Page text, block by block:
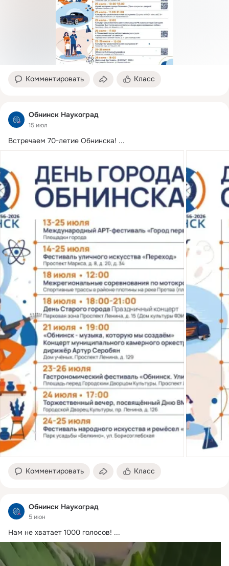
Комментировать Класс
Обнинск Наукоград
15 июл
Встречаем 70-летие Обнинска! ...
Комментировать Класс
Обнинск Наукоград
5 июн
Нам не хватает 1000 голосов! ...